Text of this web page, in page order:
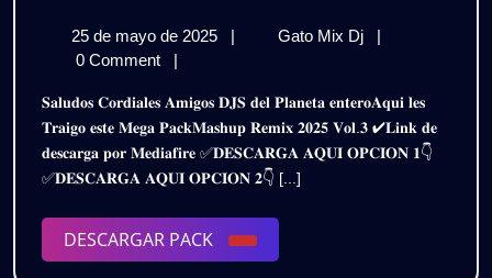
𝗣𝗔𝗖𝗞
𝟮𝟬𝟮𝟱
–
𝗩𝗢𝗟.𝟯
|
𝗚𝗥𝗔𝗧𝗜𝗦
25 de mayo de 2025
25
de
2025
| Gato Mix Dj
𝗠𝗔𝗦𝗛𝗨𝗣
𝟮𝟬𝟮𝟱
–
𝗩𝗢𝗟.𝟯
|
0 Comment
|
𝐒𝐚𝐥𝐮𝐝𝐨𝐬 𝐂𝐨𝐫𝐝𝐢𝐚𝐥𝐞𝐬 𝐀𝐦𝐢𝐠𝐨𝐬 𝐃𝐉𝐒 𝐝𝐞𝐥 𝐏𝐥𝐚𝐧𝐞𝐭𝐚 𝐞𝐧𝐭𝐞𝐫𝐨𝐀𝐪𝐮𝐢 𝐥𝐞𝐬
𝐓𝐫𝐚𝐢𝐠𝐨 𝐞𝐬𝐭𝐞 𝐌𝐞𝐠𝐚 𝐏𝐚𝐜𝐤𝐌𝐚𝐬𝐡𝐮𝐩 𝐑𝐞𝐦𝐢𝐱 𝟐𝟎𝟐𝟓 𝐕𝐨𝐥.𝟑 ✔𝐋𝐢𝐧𝐤 𝐝𝐞
𝐝𝐞𝐬𝐜𝐚𝐫𝐠𝐚 𝐩𝐨𝐫 𝐌𝐞𝐝𝐢𝐚𝐟𝐢𝐫𝐞 ✅𝐃𝐄𝐒𝐂𝐀𝐑𝐆𝐀 𝐀𝐐𝐔𝐈 𝐎𝐏𝐂𝐈𝐎𝐍 𝟏👇
✅𝐃𝐄𝐒𝐂𝐀𝐑𝐆𝐀 𝐀𝐐𝐔𝐈 𝐎𝐏𝐂𝐈𝐎𝐍 𝟐👇 [...]
DESCARGAR PACK
DESCARGAR
PACK